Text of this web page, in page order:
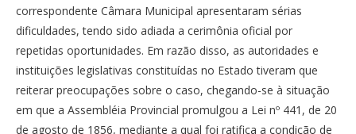
correspondente Câmara Municipal apresentaram sérias
dificuldades, tendo sido adiada a cerimônia oficial por
repetidas oportunidades. Em razão disso, as autoridades e
instituições legislativas constituídas no Estado tiveram que
reiterar preocupações sobre o caso, chegando-se à situação
em que a Assembléia Provincial promulgou a Lei nº 441, de 20
de agosto de 1856, mediante a qual foi ratifica a condição de